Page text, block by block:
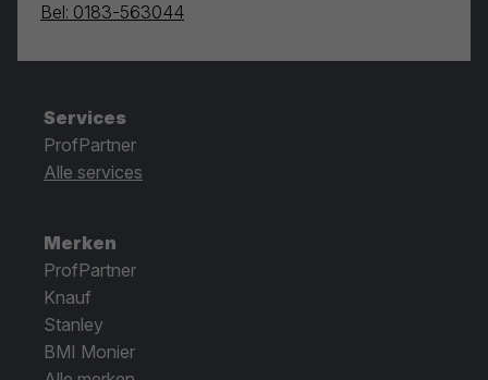
Bel: 0183-563044
Services
ProfPartner
Alle services
Merken
ProfPartner
Knauf
Stanley
BMI Monier